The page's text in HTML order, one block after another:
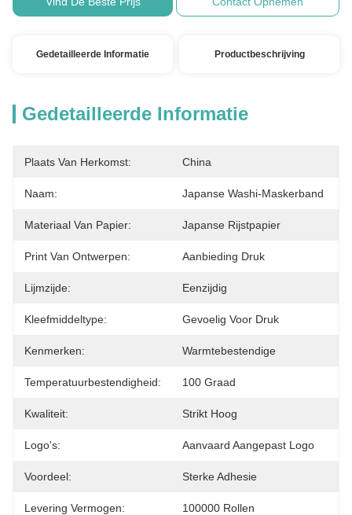
Gedetailleerde Informatie Productbeschrijving
Gedetailleerde Informatie
Plaats Van Herkomst: China
Naam: Japanse Washi-Maskerband
Materiaal Van Papier: Japanse Rijstpapier
Print Van Ontwerpen: Aanbieding Druk
Lijmzijde: Eenzijdig
Kleefmiddeltype: Gevoelig Voor Druk
Kenmerken: Warmtebestendige
Temperatuurbestendigheid: 100 Graad
Kwaliteit: Strikt Hoog
Logo's: Aanvaard Aangepast Logo
Voordeel: Sterke Adhesie
Levering Vermogen: 100000 Rollen